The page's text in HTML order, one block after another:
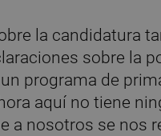
la candidatura
sobre la
programa de
aquí no tiene
a nosotros se nos